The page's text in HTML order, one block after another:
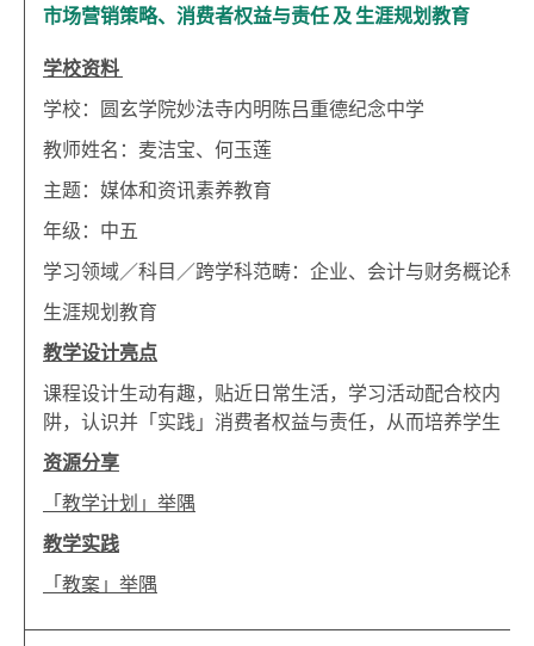
市场营销策略、消费者权益与责任 及 生涯规划教育
学校资料
学校：圆玄学院妙法寺内明陈吕重德纪念中学
教师姓名：麦洁宝、何玉莲
主题：媒体和资讯素养教育
年级：中五
学习领域／科目／跨学科范畴：企业、会计与财务概论科
生涯规划教育
教学设计亮点
课程设计生动有趣，贴近日常生活，学习活动配合校内「
阱，认识并「实践」消费者权益与责任，从而培养学生「
资源分享
「教学计划」举隅
教学实践
「教案」举隅